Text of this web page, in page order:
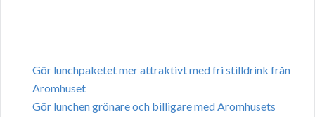
Gör lunchpaketet mer attraktivt med fri stilldrink från
Aromhuset
Gör lunchen grönare och billigare med Aromhusets